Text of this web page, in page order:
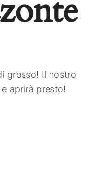
grosso! Il nostro
aprirà presto!